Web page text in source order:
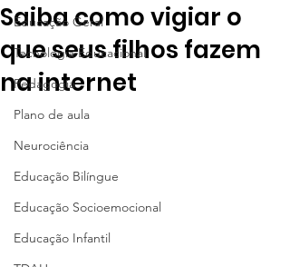
Educação Geral
Tecnologia Educacional
Pedagogia
Plano de aula
Neurociência
Educação Bilíngue
Educação Socioemocional
Educação Infantil
Saiba como vigiar o
que seus filhos fazem
na internet